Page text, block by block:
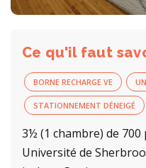
Ce qu'il faut
BORNE RECHARGE VE
STATIONNEMENT DÉNEIGÉ
3½ (1 chambre) de
Université de